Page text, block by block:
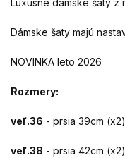
Luxusné dámske šaty
Dámske šaty majú
NOVINKA leto 2026
Rozmery:
veľ.36 - prsia 39cm
veľ.38 - prsia 42cm